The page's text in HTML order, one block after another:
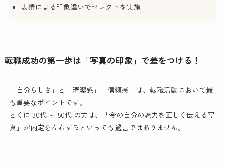
表情による印象違いでセレクトを実施
転職成功の第一歩は「写真の印象」で差をつける！
「自分らしさ」と「清潔感」「信頼感」は、転職活動において最
も重要なポイントです。
とくに 30代 ～ 50代 の方は、「今の自分の魅力を正しく伝える写
真」が内定を左右するといっても過言ではありません。